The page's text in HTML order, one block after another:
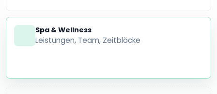
Spa & Wellness
Leistungen, Team, Zeitblöcke